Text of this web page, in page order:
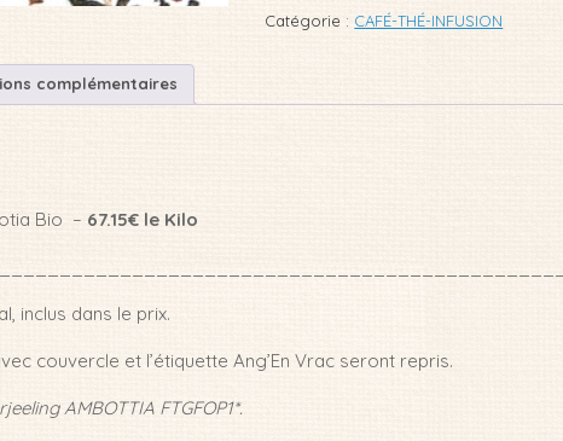
DARJEELING
Catégorie : CAFÉ-THÉ-INFUSION
complémentaires
Bio – 67.15€ le Kilo
inclus dans le prix.
couvercle et l’étiquette Ang’En Vrac seront repris.
AMBOTTIA FTGFOP1*.